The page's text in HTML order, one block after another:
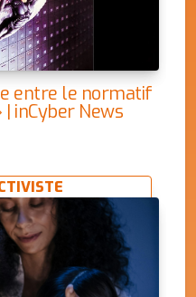
entre le normatif
inCyber News